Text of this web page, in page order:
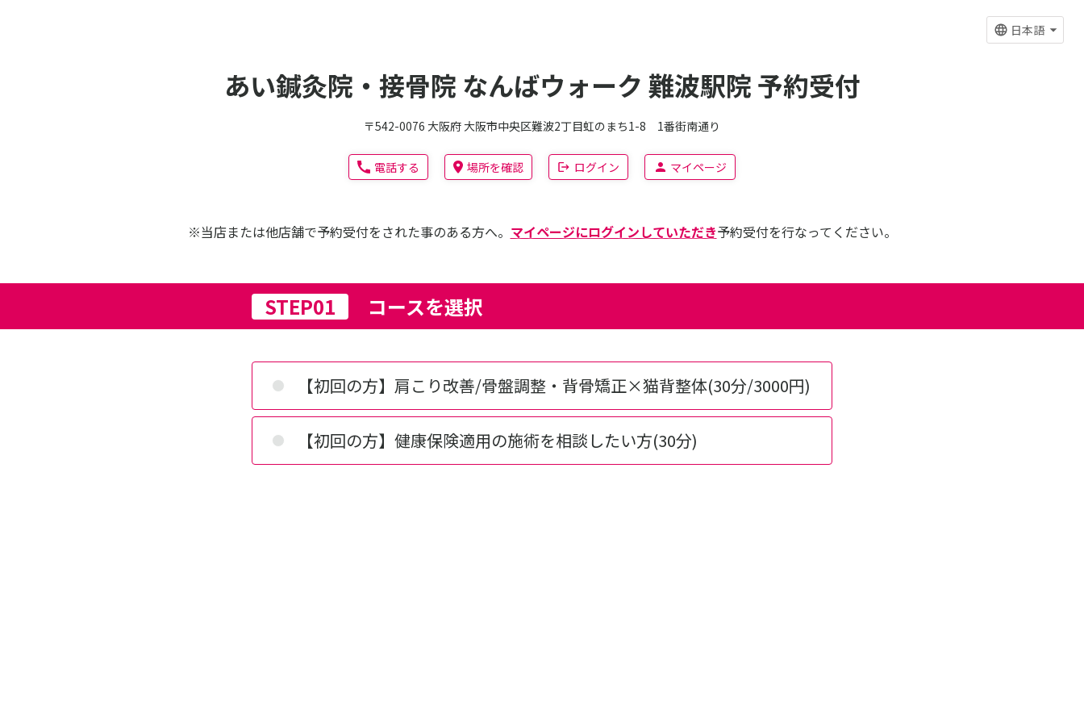
日本語
あい鍼灸院・接骨院 なんばウォーク 難波駅院 予約受付
〒542-0076 大阪府 大阪市中央区難波2丁目虹のまち1-8 1番街南通り
電話する 場所を確認 ログイン マイページ
※当店または他店舗で予約受付をされた事のある方へ。 マイページにログインしていただき予約受付を行なってください。
STEP01 コースを選択
【初回の方】肩こり改善/骨盤調整・背骨矯正×猫背整体(30分/3000円)
【初回の方】健康保険適用の施術を相談したい方(30分)